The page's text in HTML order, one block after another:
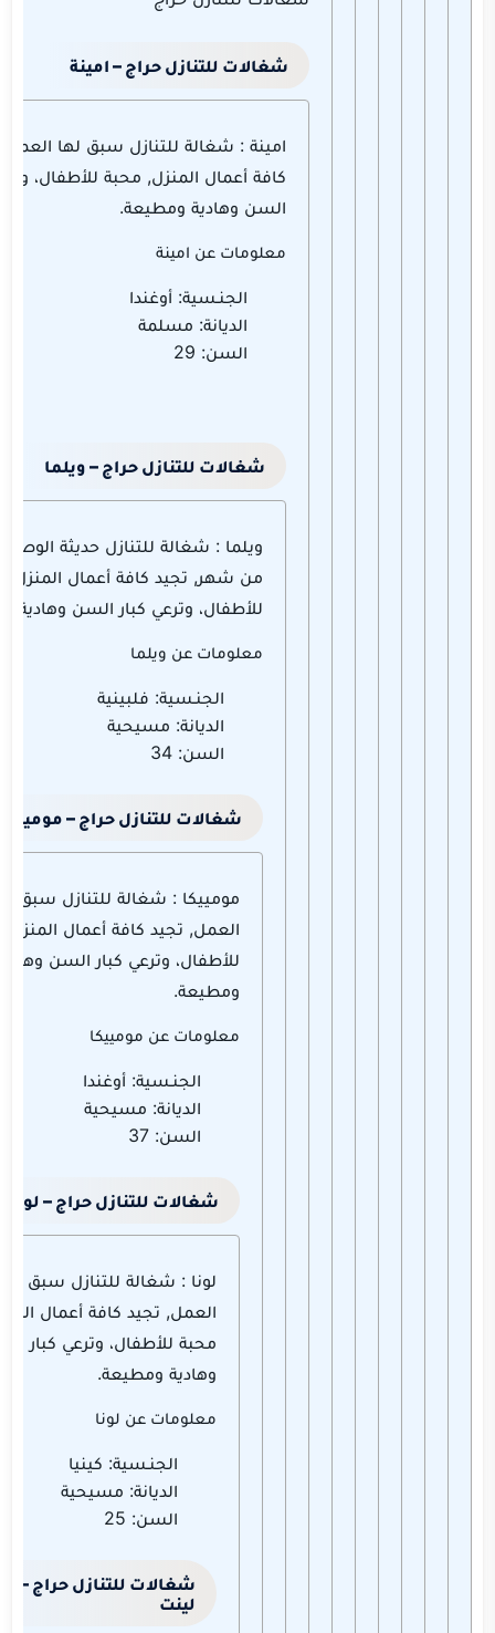
شغالات للتنازل حراج – امينة
امينة : شغالة للتنازل سبق لها
كافة أعمال المنزل, محبة للأطفال،
السن وهادية ومطيعة.
معلومات عن امينة
الجنـسية: أوغندا
الديانة: مسلمة
السن: 29
شغالات للتنازل حراج – ويلما
ويلما : شغالة للتنازل حديثة
من شهر, تجيد كافة أعمال المنزل,
للأطفال، وترعي كبار السن وهادية
معلومات عن ويلما
الجنـسية: فلبينية
الديانة: مسيحية
السن: 34
شغالات للتنازل حراج – مومييكا
مومييكا : شغالة للتنازل سبق
العمل, تجيد كافة أعمال
للأطفال، وترعي كبار السن
ومطيعة.
معلومات عن مومييكا
الجنـسية: أوغندا
الديانة: مسيحية
السن: 37
شغالات للتنازل حراج – لونا
لونا : شغالة للتنازل سبق لها
العمل, تجيد كافة أعمال
محبة للأطفال، وترعي كبار
وهادية ومطيعة.
معلومات عن لونا
الجنـسية: كينيا
الديانة: مسيحية
السن: 25
شغالات للتنازل حراج –
لينت